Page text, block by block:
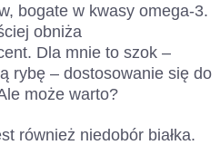
bogate w kwasy omega-3.
obniża
Dla mnie to szok –
rybę – dostosowanie się do
może warto?
również niedobór białka.